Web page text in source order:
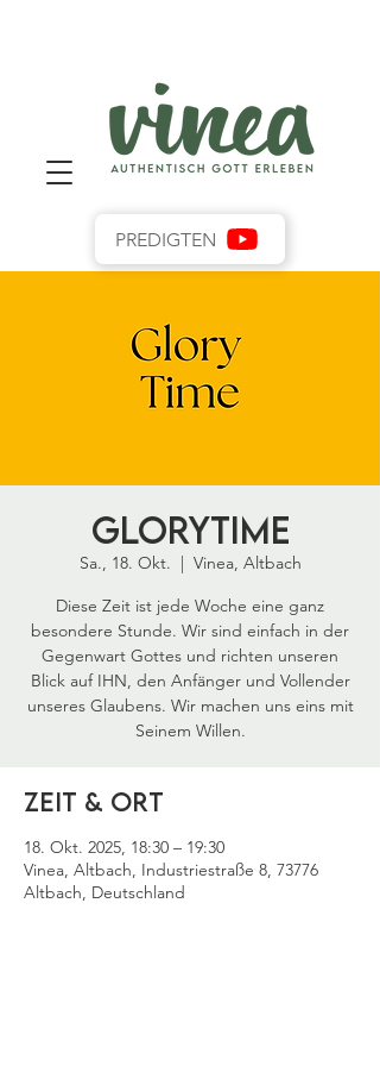
PREDIGTEN
GloryTime
Sa., 18. Okt.
  |
Vinea, Altbach
Diese Zeit ist jede Woche eine ganz
besondere Stunde. Wir sind einfach in der
Gegenwart Gottes und richten unseren
Blick auf IHN, den Anfänger und Vollender
unseres Glaubens. Wir machen uns eins mit
Seinem Willen.
Zeit & Ort
18. Okt. 2025, 18:30 – 19:30
Vinea, Altbach, Industriestraße 8, 73776
Altbach, Deutschland